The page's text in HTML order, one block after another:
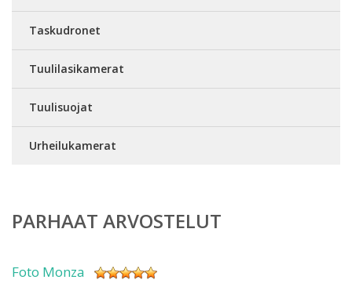
Taskudronet
Tuulilasikamerat
Tuulisuojat
Urheilukamerat
PARHAAT ARVOSTELUT
Foto Monza